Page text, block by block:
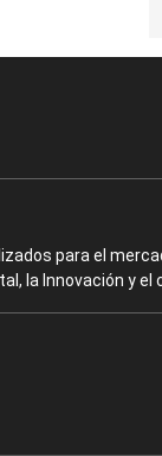
para el
la Innovación y el